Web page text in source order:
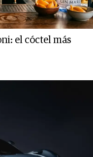
el cóctel más